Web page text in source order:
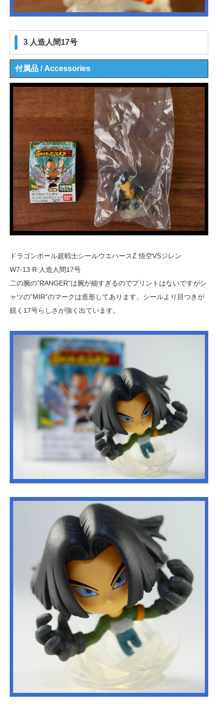
3 人造人間17号
付属品 / Accessories
ドラゴンボール超戦士シールウエハースZ 悟空VSジレン
W7-13 R 人造人間17号
二の腕の”RANGER”は腕が細すぎるのでプリントはないですがシ
ャツの”MIR”のマークは造形してあります。シールより目つきが
鋭く17号らしさが強く出ています。